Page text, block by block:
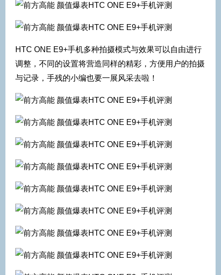
HTC ONE E9+手机多种拍摄模式与效果可以自由进行
调整，不同的设置将营造同样的精彩，方便用户的拍摄
与记录，手残的小编也要一展风采去啦！